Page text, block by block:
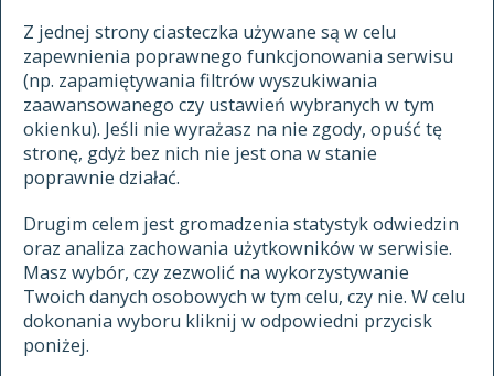
Z jednej strony ciasteczka używane są w celu
zapewnienia poprawnego funkcjonowania serwisu
(np. zapamiętywania filtrów wyszukiwania
zaawansowanego czy ustawień wybranych w tym
okienku). Jeśli nie wyrażasz na nie zgody, opuść tę
stronę, gdyż bez nich nie jest ona w stanie
poprawnie działać.
Drugim celem jest gromadzenia statystyk odwiedzin
oraz analiza zachowania użytkowników w serwisie.
Masz wybór, czy zezwolić na wykorzystywanie
Twoich danych osobowych w tym celu, czy nie. W celu
dokonania wyboru kliknij w odpowiedni przycisk
poniżej.
autorzy tekstów źródłowych
zasady opracowania
statystyki
najnowsze hasła
ostatnio zmodyfikowane hasła
materiały archiwalne
cytowanie
kontakt
XVII I XVIII WIEKU
znajdź hasła
zaczynające się od